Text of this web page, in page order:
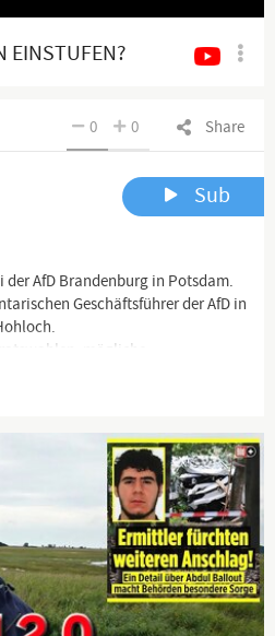
EINSTUFEN?
Share
0 0
Sub
der AfD Brandenburg in Potsdam.
Geschäftsführer der AfD in
mögliche
Brandenburgs und welche
UCflu...
UCK_c...